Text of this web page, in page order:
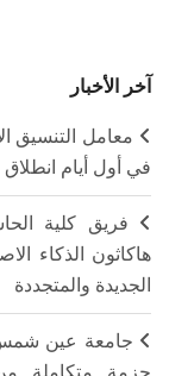
آخر الأخبار
في أول أيام انطلاق
فريق كلية
هاكاثون الذكاء
الجديدة والمتجددة
جامعة عين شمس